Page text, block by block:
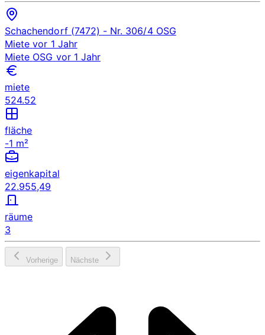
Schachendorf (7472) - Nr. 306/4 OSG
Miete vor 1 Jahr
Miete OSG vor 1 Jahr
miete
524.52
fläche
-1 m²
eigenkapital
22.955,49
räume
3
Vorherige Nächste